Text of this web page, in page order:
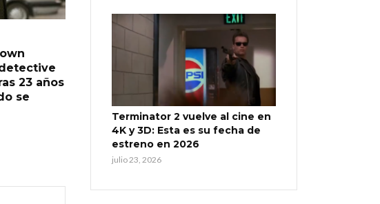
23 años
se
Terminator 2 vuelve al cine en
4K y 3D: Esta es su fecha de
estreno en 2026
julio 23, 2026